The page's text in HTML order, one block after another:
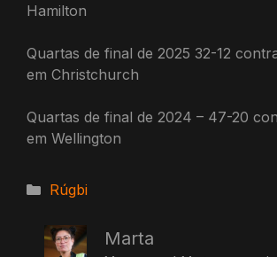
Hamilton
Quartas de final de 2025 32-12
em Christchurch
Quartas de final de 2024 – 47-20
em Wellington
Categorias
Rúgbi
Marta